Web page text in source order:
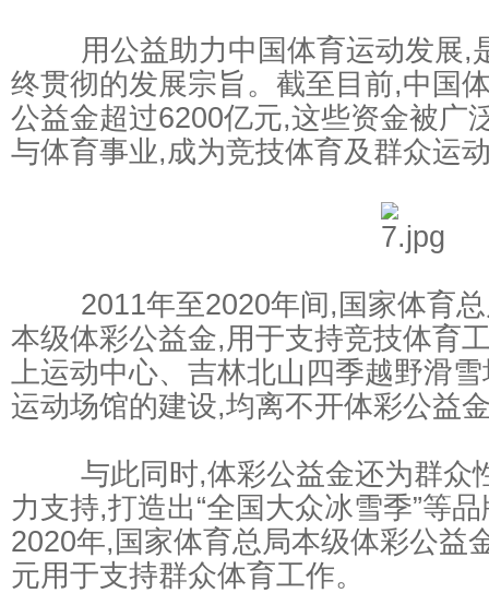
用公益助力中国体育运动发展,
终贯彻的发展宗旨。截至目前,中国
公益金超过6200亿元,这些资金被广
与体育事业,成为竞技体育及群众运
2011年至2020年间,国家体育总
本级体彩公益金,用于支持竞技体育
上运动中心、吉林北山四季越野滑
运动场馆的建设,均离不开体彩公益
与此同时,体彩公益金还为群众
力支持,打造出“全国大众冰雪季”等
2020年,国家体育总局本级体彩公益
元用于支持群众体育工作。